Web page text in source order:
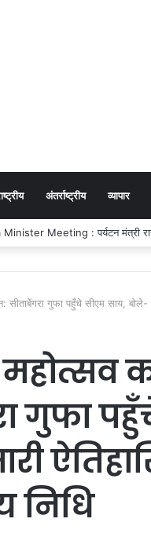
अंतर्राष्ट्रीय व्यापार
: गुजरात में छत्तीसगढ़ पर्यटन की
सीताबेंगरा गुफा पहुँचे सीएम साय, बोले-
गुफा
निधि